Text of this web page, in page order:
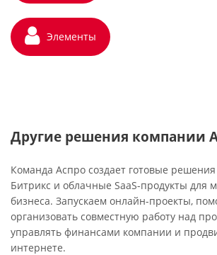
Элементы
Другие решения компании
Команда Аспро создает готовые
Битрикс и облачные SaaS-продукты для
бизнеса. Запускаем онлайн-проекты,
организовать совместную работу над
управлять финансами компании и
интернете.